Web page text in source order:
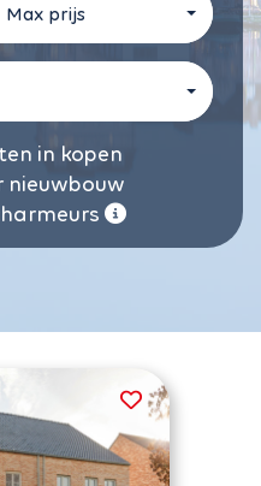
Max prijs
in kopen
nieuwbouw